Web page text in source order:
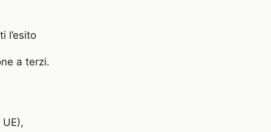
l’esito
a terzi.